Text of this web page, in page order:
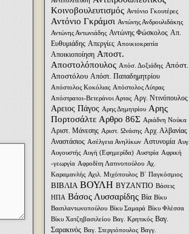
Κοινοβουλευτισμός Αντόνιο Γκουτέρες
Αντόνιο Γκράμσι Αντώνης Ανδρουλιδάκης
Αντώνης Αντωνιάδης Αντώνης Φώσκολος Απ.
Ευθυμιάδης Απεργίες Αποικιοκρατία
Αποικιοποίηση Αποστ.
Αποστολόπουλος Απόσ. Δοξιάδης Απόστ.
Αποστόλου Απόστ. Παπαδημητρίου
Απόστολος Κοκόλιας Απόστολος Λύτρας
Απόστρατοι-Βετεράνοι Αρτας Αργ. Ντινόπουλος
Αρειος Πάγος Αρης Δημητρίου Αρης
Πορτοσάλτε Αρθρο 86Σ Αριάδνη Nούκα
Αριστ. Μάνεσης Αριστ. Ωνάσης Αρχ. Αλβανίας
Αναστάσιος Ασέλγεια Ανηλίκων Αστυνομία Αυγ.
Αυγουστής Αυγή (Εφημερίδα) Αυστρία Αφρική
-γεωργία Αφροδίτη Λατινοπούλου Αχ.
Καραμανλής Αχιλ. Μιχόπουλος Β΄ Παγκόσμιος
ΒΙΒΛΙΑ ΒΟΥΛΗ ΒΥΖΑΝΤΙΟ Βάσεις
ΗΠΑ Βάσος Λυσσαρίδης Βία Βίκυ
Βασιλαντωνοπούλου Βίκυ Σαμαρά Βίκυ Φλέσσα
Βίκυ Χατζηβασιλείου Βαγ. Κρητικός Βαγ.
Σαρακινός Βαγ. Στεργιόπουλος Βαγγ.